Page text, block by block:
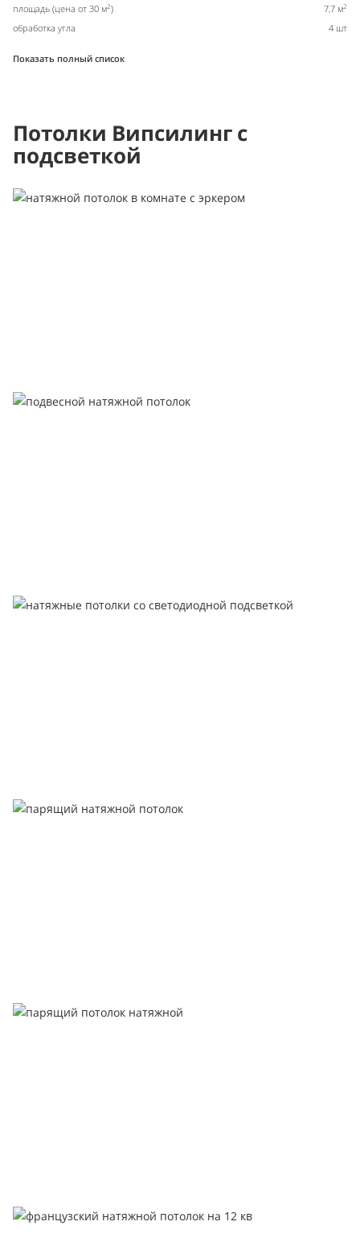
площадь (цена от 30 м2) 7,7 м2
обработка угла 4 шт
Показать полный список
Потолки Випсилинг с
подсветкой